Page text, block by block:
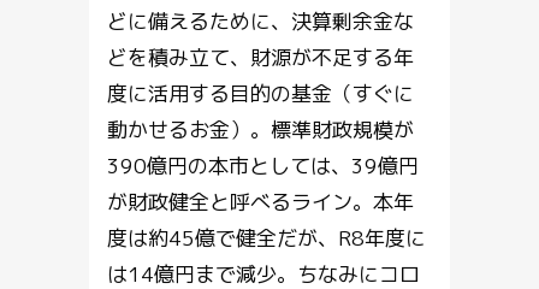
どに備えるために、決算剰余金な
どを積み立て、財源が不足する年
度に活用する目的の基金（すぐに
動かせるお金）。標準財政規模が
390億円の本市としては、39億円
が財政健全と呼べるライン。本年
度は約45億で健全だが、R8年度に
は14億円まで減少。ちなみにコロ